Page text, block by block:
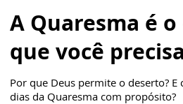
A Quaresma é
que você
Por que Deus permite o deserto?
dias da Quaresma com propósito?